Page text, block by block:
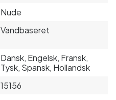
Nude
Vandbaseret
Dansk, Engelsk, Fransk,
Tysk, Spansk, Hollandsk
15156